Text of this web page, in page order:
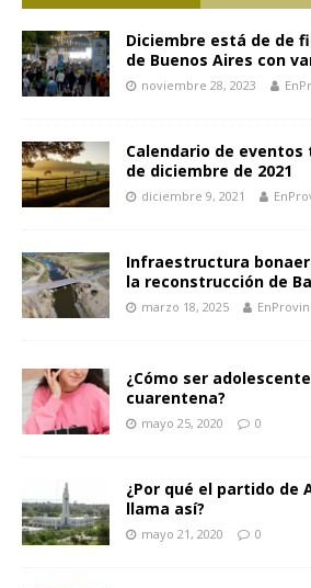
Diciembre está de de
de Buenos Aires con
noviembre 28, 2023
Calendario de
de diciembre de 2021
diciembre 9, 2021
Infraestructura
la reconstrucción de
marzo 18, 2025
¿Cómo ser
cuarentena?
mayo 25, 2020 0
¿Por qué el partido de
llama así?
mayo 21, 2020 0